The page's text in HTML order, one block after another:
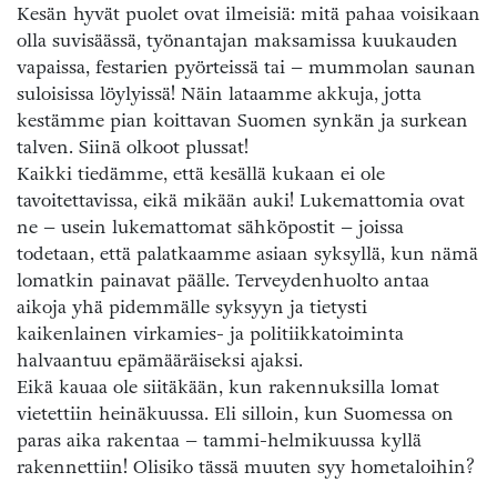
Kesän hyvät puolet ovat ilmeisiä: mitä pahaa voisikaan
olla suvisäässä, työnantajan maksamissa kuukauden
vapaissa, festarien pyörteissä tai – mummolan saunan
suloisissa löylyissä! Näin lataamme akkuja, jotta
kestämme pian koittavan Suomen synkän ja surkean
talven. Siinä olkoot plussat!
Kaikki tiedämme, että kesällä kukaan ei ole
tavoitettavissa, eikä mikään auki! Lukemattomia ovat
ne – usein lukemattomat sähköpostit – joissa
todetaan, että palatkaamme asiaan syksyllä, kun nämä
lomatkin painavat päälle. Terveydenhuolto antaa
aikoja yhä pidemmälle syksyyn ja tietysti
kaikenlainen virkamies- ja politiikkatoiminta
halvaantuu epämääräiseksi ajaksi.
Eikä kauaa ole siitäkään, kun rakennuksilla lomat
vietettiin heinäkuussa. Eli silloin, kun Suomessa on
paras aika rakentaa – tammi-helmikuussa kyllä
rakennettiin! Olisiko tässä muuten syy hometaloihin?